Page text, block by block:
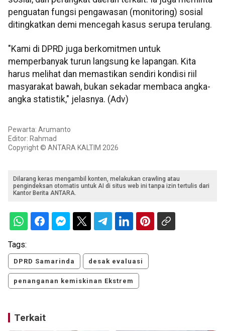
penguatan fungsi pengawasan (monitoring) sosial
ditingkatkan demi mencegah kasus serupa terulang.
"Kami di DPRD juga berkomitmen untuk
memperbanyak turun langsung ke lapangan. Kita
harus melihat dan memastikan sendiri kondisi riil
masyarakat bawah, bukan sekadar membaca angka-
angka statistik," jelasnya. (Adv)
Pewarta: Arumanto
Editor: Rahmad
Copyright © ANTARA KALTIM 2026
Dilarang keras mengambil konten, melakukan crawling atau
pengindeksan otomatis untuk AI di situs web ini tanpa izin tertulis dari
Kantor Berita ANTARA.
Tags:
DPRD Samarinda desak evaluasi
penanganan kemiskinan Ekstrem
Terkait